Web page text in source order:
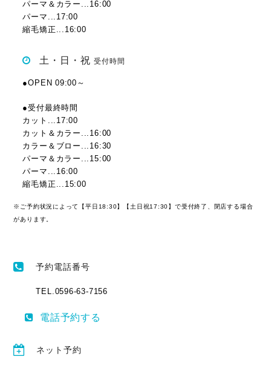
パーマ＆カラー...16:00
パーマ...17:00
縮毛矯正...16:00
土・日・祝受付時間
●OPEN 09:00～
●受付最終時間
カット...17:00
カット＆カラー...16:00
カラー＆ブロー...16:30
パーマ＆カラー...15:00
パーマ...16:00
縮毛矯正...15:00
※ご予約状況によって【平日18:30】【土日祝17:30】で受付終了、閉店する場合
があります。
予約電話番号
TEL.0596-63-7156
電話予約する
ネット予約